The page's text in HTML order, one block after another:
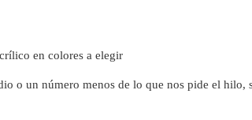
en colores a elegir
o un número menos de lo que nos pide el hilo,